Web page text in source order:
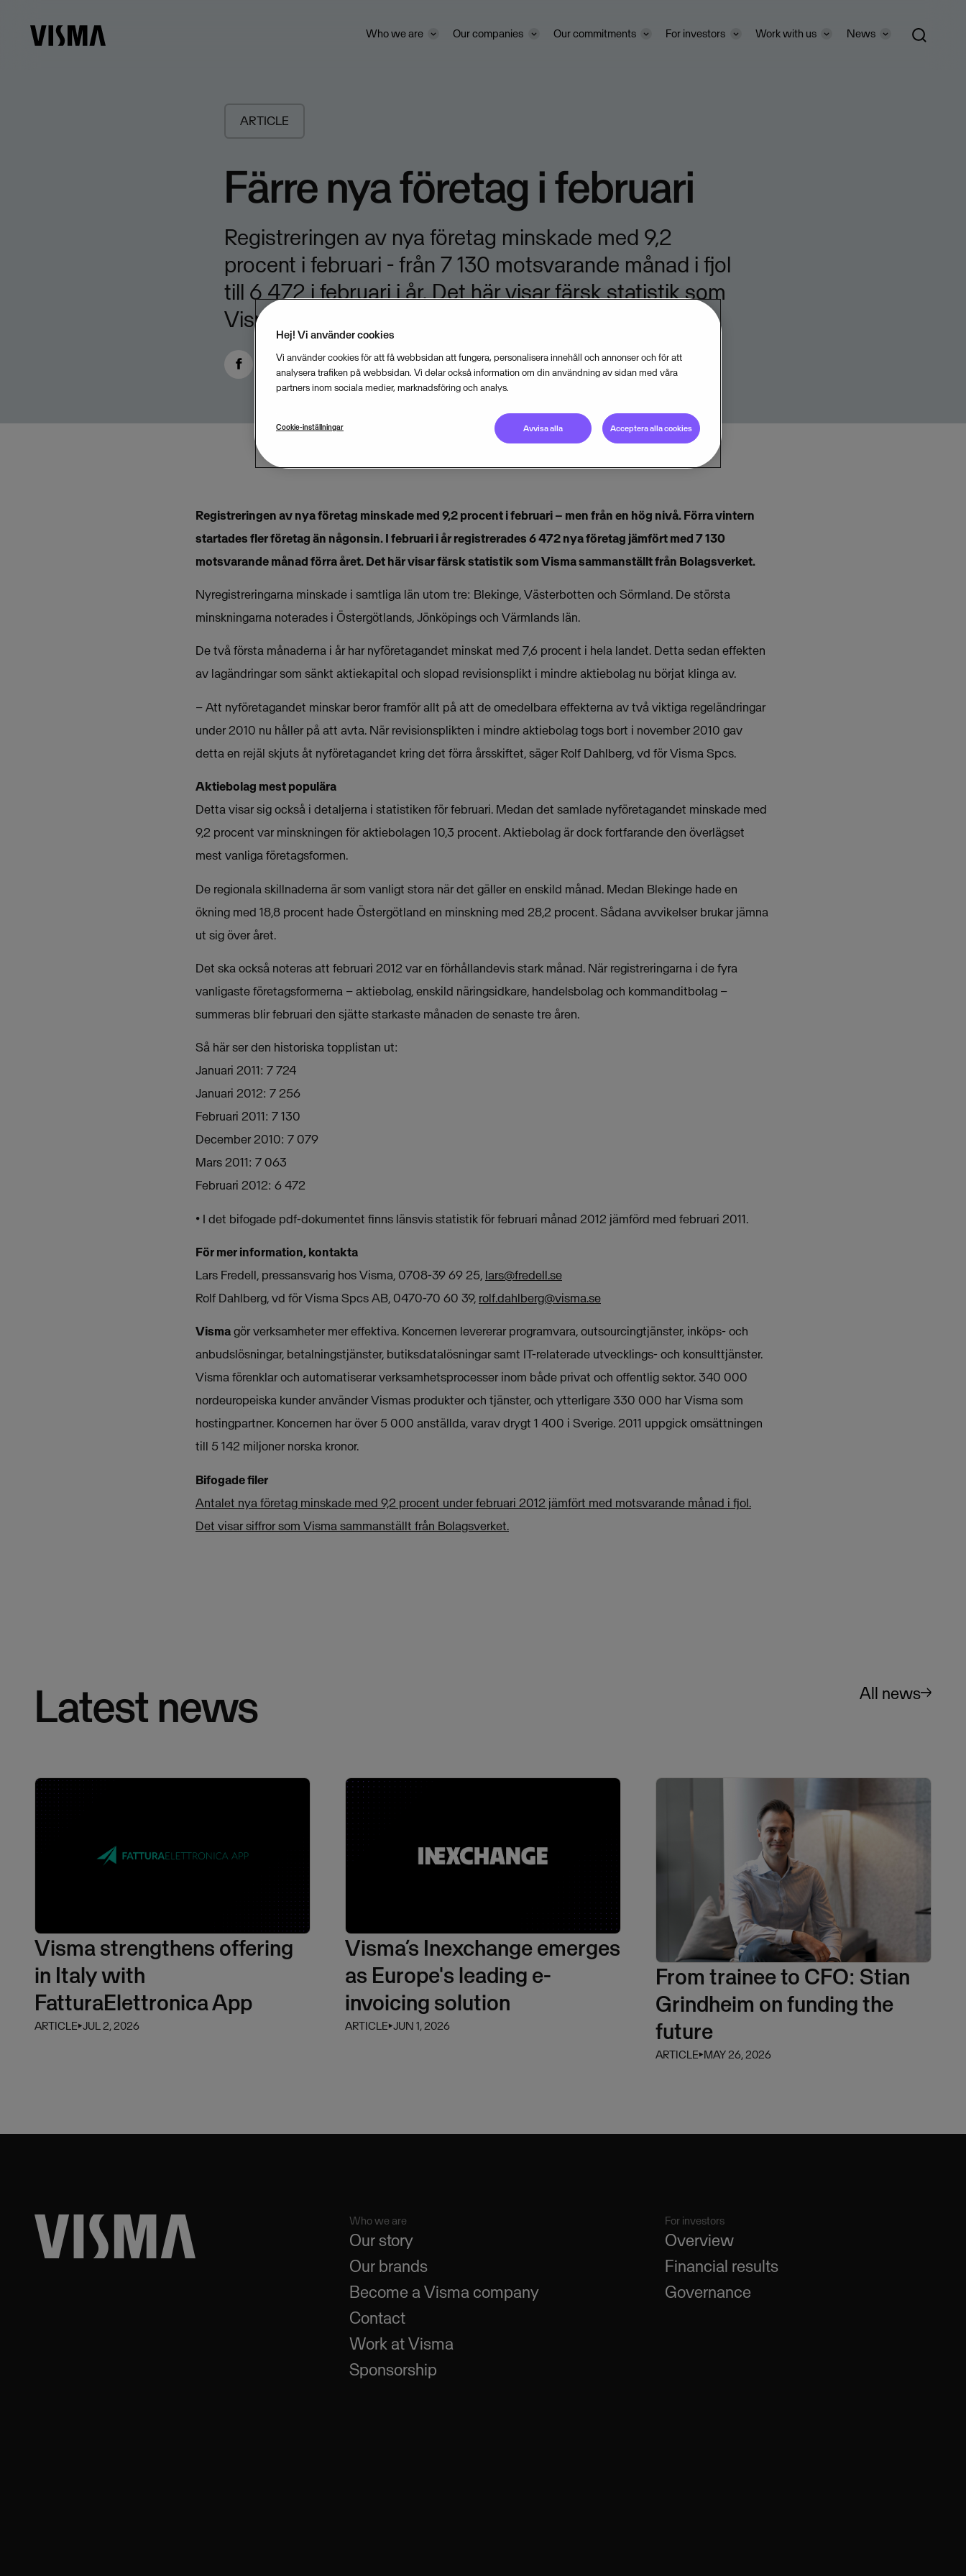
Who we are Our companies Our commitments For investors Work with us News
ARTICLE
Färre nya företag i februari
Registreringen av nya företag minskade med 9,2
procent i februari - från 7 130 motsvarande månad i fjol
till 6 472 i februari i år. Det här visar färsk statistik som
Visma sammanställt från Bolagsverket.
MARCH 2, 2012 MIN READ
Registreringen av nya företag minskade med 9,2 procent i februari – men från en hög nivå. Förra vintern
startades fler företag än någonsin. I februari i år registrerades 6 472 nya företag jämfört med 7 130
motsvarande månad förra året. Det här visar färsk statistik som Visma sammanställt från Bolagsverket.
Nyregistreringarna minskade i samtliga län utom tre: Blekinge, Västerbotten och Sörmland. De största
minskningarna noterades i Östergötlands, Jönköpings och Värmlands län.
De två första månaderna i år har nyföretagandet minskat med 7,6 procent i hela landet. Detta sedan effekten
av lagändringar som sänkt aktiekapital och slopad revisionsplikt i mindre aktiebolag nu börjat klinga av.
– Att nyföretagandet minskar beror framför allt på att de omedelbara effekterna av två viktiga regeländringar
under 2010 nu håller på att avta. När revisionsplikten i mindre aktiebolag togs bort i november 2010 gav
detta en rejäl skjuts åt nyföretagandet kring det förra årsskiftet, säger Rolf Dahlberg, vd för Visma Spcs.
Aktiebolag mest populära
Detta visar sig också i detaljerna i statistiken för februari. Medan det samlade nyföretagandet minskade med
9,2 procent var minskningen för aktiebolagen 10,3 procent. Aktiebolag är dock fortfarande den överlägset
mest vanliga företagsformen.
De regionala skillnaderna är som vanligt stora när det gäller en enskild månad. Medan Blekinge hade en
ökning med 18,8 procent hade Östergötland en minskning med 28,2 procent. Sådana avvikelser brukar jämna
ut sig över året.
Det ska också noteras att februari 2012 var en förhållandevis stark månad. När registreringarna i de fyra
vanligaste företagsformerna – aktiebolag, enskild näringsidkare, handelsbolag och kommanditbolag –
summeras blir februari den sjätte starkaste månaden de senaste tre åren.
Så här ser den historiska topplistan ut:
Januari 2011: 7 724
Januari 2012: 7 256
Februari 2011: 7 130
December 2010: 7 079
Mars 2011: 7 063
Februari 2012: 6 472
• I det bifogade pdf-dokumentet finns länsvis statistik för februari månad 2012 jämförd med februari 2011.
För mer information, kontakta
Lars Fredell, pressansvarig hos Visma, 0708-39 69 25, lars@fredell.se
Rolf Dahlberg, vd för Visma Spcs AB, 0470-70 60 39, rolf.dahlberg@visma.se
Vismagör verksamheter mer effektiva. Koncernen levererar programvara, outsourcingtjänster, inköps- och
anbudslösningar, betalningstjänster, butiksdatalösningar samt IT-relaterade utvecklings- och konsulttjänster.
Visma förenklar och automatiserar verksamhetsprocesser inom både privat och offentlig sektor. 340 000
nordeuropeiska kunder använder Vismas produkter och tjänster, och ytterligare 330 000 har Visma som
hostingpartner. Koncernen har över 5 000 anställda, varav drygt 1 400 i Sverige. 2011 uppgick omsättningen
till 5 142 miljoner norska kronor.
Bifogade filer
Antalet nya företag minskade med 9,2 procent under februari 2012 jämfört med motsvarande månad i fjol.
Det visar siffror som Visma sammanställt från Bolagsverket.
Latest news All news
Visma strengthens offering
in Italy with
FatturaElettronica App
ARTICLE⏵JUL 2, 2026
Visma’s Inexchange emerges
as Europe's leading e-
invoicing solution
ARTICLE⏵JUN 1, 2026
From trainee to CFO: Stian
Grindheim on funding the
future
ARTICLE⏵MAY 26, 2026
Who we are
Our story
Our brands
Become a Visma company
Contact
Work at Visma
Sponsorship
For investors
Overview
Financial results
Governance
Hej! Vi använder cookies
Vi använder cookies för att få webbsidan att fungera, personalisera innehåll och annonser och för att
analysera trafiken på webbsidan. Vi delar också information om din användning av sidan med våra
partners inom sociala medier, marknadsföring och analys.
Cookie-inställningar Avvisa alla Acceptera alla cookies